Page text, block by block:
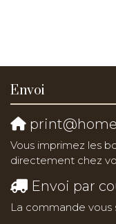
Envoi
print@home
Vous imprimez les
directement chez
Envoi par
La commande vous